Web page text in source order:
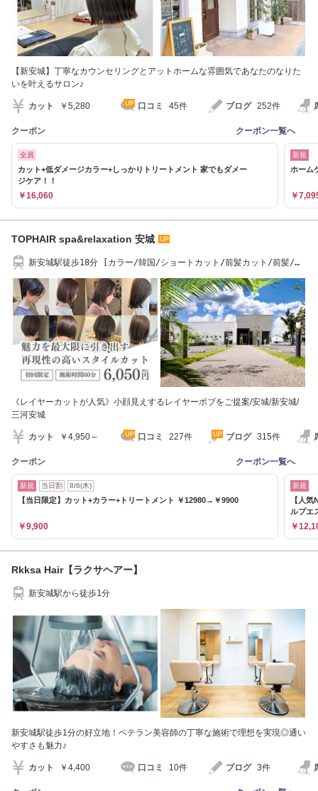
【新安城】丁寧なカウンセリングとアットホームな雰囲気であなたのなりた
いを叶えるサロン♪
カット ￥5,280 口コミ 45件 ブログ 252件
クーポン クーポン一覧へ
全員
カット+低ダメージカラー+しっかりトリートメント 家でもダメー
ジケア！！
￥16,060
新規
ホーム
￥
TOPHAIR spa&relaxation 安城
新安城駅徒歩18分 [カラー/韓国/ショートカット/前髪カット/前髪/メ
《レイヤーカットが人気》小顔見えするレイヤーボブをご提案/安城/新安城/
三河安城
カット ￥4,950～ 口コミ 227件 ブログ 315件
クーポン クーポン一覧へ
新規 当日割 8/6(木)
【当日限定】カット+カラー+トリートメント ￥12980→￥9900
￥9,900
新規
【人
ルプエ
￥
Rkksa Hair【ラクサヘアー】
新安城駅から徒歩1分
新安城駅徒歩1分の好立地！ベテラン美容師の丁寧な施術で理想を実現◎通い
やすさも魅力♪
カット ￥4,400 口コミ 10件 ブログ 3件